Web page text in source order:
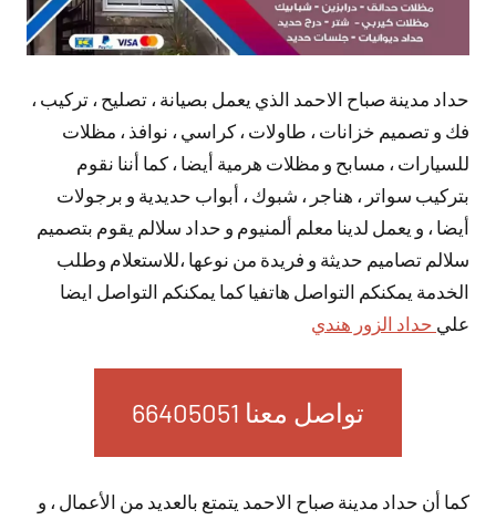
حداد مدينة صباح الاحمد الذي يعمل بصيانة ، تصليح ، تركيب ،
فك و تصميم خزانات ، طاولات ، كراسي ، نوافذ ، مظلات
للسيارات ، مسابح و مظلات هرمية أيضا ، كما أننا نقوم
بتركيب سواتر ، هناجر ، شبوك ، أبواب حديدية و برجولات
أيضا ، و يعمل لدينا معلم ألمنيوم و حداد سلالم يقوم بتصميم
سلالم تصاميم حديثة و فريدة من نوعها ،للاستعلام وطلب
الخدمة يمكنكم التواصل هاتفيا كما يمكنكم التواصل ايضا
علي حداد الزور هندي
تواصل معنا 66405051
كما أن حداد مدينة صباح الاحمد يتمتع بالعديد من الأعمال ، و